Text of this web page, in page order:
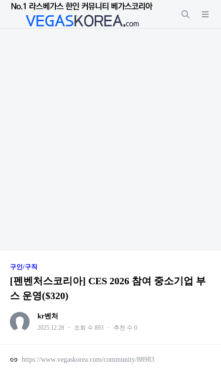
구인/구직
[펜벤처스코리아] CES 2026 참여 중소기업 부
스 운영($320)
kr벤처
2025.12.28 ・ 조회 수 893 ・ 추천 수 0
https://www.vegaskorea.com/community/88983